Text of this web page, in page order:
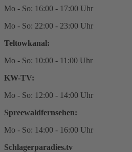
Mo - So: 16:00 - 17:00 Uhr
Mo - So: 22:00 - 23:00 Uhr
Teltowkanal:
Mo - So: 10:00 - 11:00 Uhr
KW-TV:
Mo - So: 12:00 - 14:00 Uhr
Spreewaldfernsehen:
Mo - So: 14:00 - 16:00 Uhr
Schlagerparadies.tv